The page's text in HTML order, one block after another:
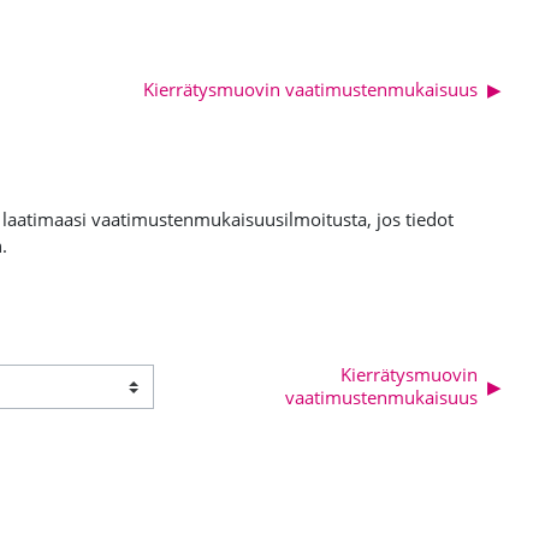
▶︎
Kierrätysmuovin vaatimustenmukaisuus
vaatimustenmukaisuusilmoitusta, jos tiedot
▶︎
Kierrätysmuovin
vaatimustenmukaisuus